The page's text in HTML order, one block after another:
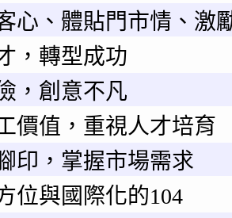
心、體貼門市情、激
，轉型成功
，創意不凡
價值，重視人才培育
印，掌握市場需求
位與國際化的104